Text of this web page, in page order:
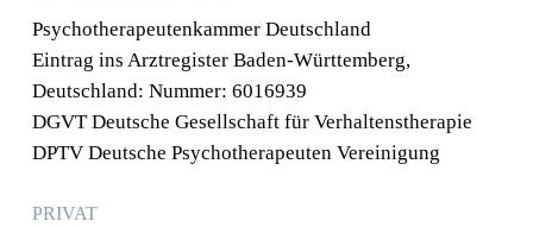
Schwangerenvorsorge, Geburtshilfe, Nachsorge,
Babymassage, Sport peri- und postnatal, Erste
Emotionale Hilfe, uvm.
Gründung der Hebammenpraxis Feudenheim,
Mannheim
Psychotherapeutenkammer Deutschland
Eintrag ins Arztregister Baden-Württemberg,
Deutschland: Nummer: 6016939
DGVT Deutsche Gesellschaft für Verhaltenstherapie
DPTV Deutsche Psychotherapeuten Vereinigung
PRIVAT